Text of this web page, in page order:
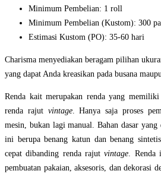
Minimum Pembelian: 1 roll
Minimum Pembelian (Kustom): 300
Estimasi Kustom (PO): 35-60 hari
Charisma menyediakan beragam pilihan
yang dapat Anda kreasikan pada busana
Renda kait merupakan renda yang
renda rajut vintage. Hanya saja proses
mesin, bukan lagi manual. Bahan dasar
ini berupa benang katun dan benang
cepat dibanding renda rajutvintage. Renda
pembuatan pakaian, aksesoris, dan dekorasi